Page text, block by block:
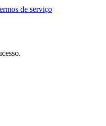
de serviço